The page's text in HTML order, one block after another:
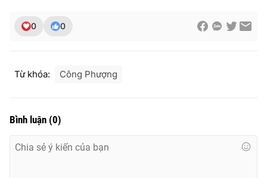
0 0
Từ khóa: Công Phượng
Bình luận (0)